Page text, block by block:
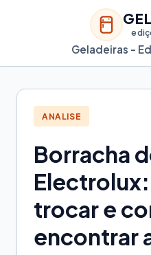
Geladeiras -
ANALISE
Borracha
trocar e
encontrar